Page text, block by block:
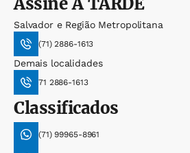
Salvador e Região Metropolitana
(71) 2886-1613
Demais localidades
71 2886-1613
Classificados
(71) 99965-8961